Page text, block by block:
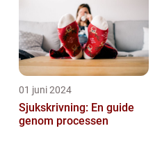
01 juni 2024
Sjukskrivning: En guide
genom processen